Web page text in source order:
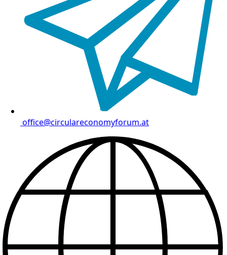
office@circulareconomyforum.at